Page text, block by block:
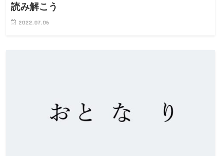
読み解こう
2022.07.06